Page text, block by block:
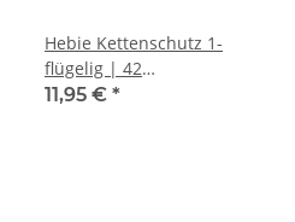
Hebie Kettenschutz 1-
flügelig | 42
Zähne,schwarz,210mm,f
11,95 € *